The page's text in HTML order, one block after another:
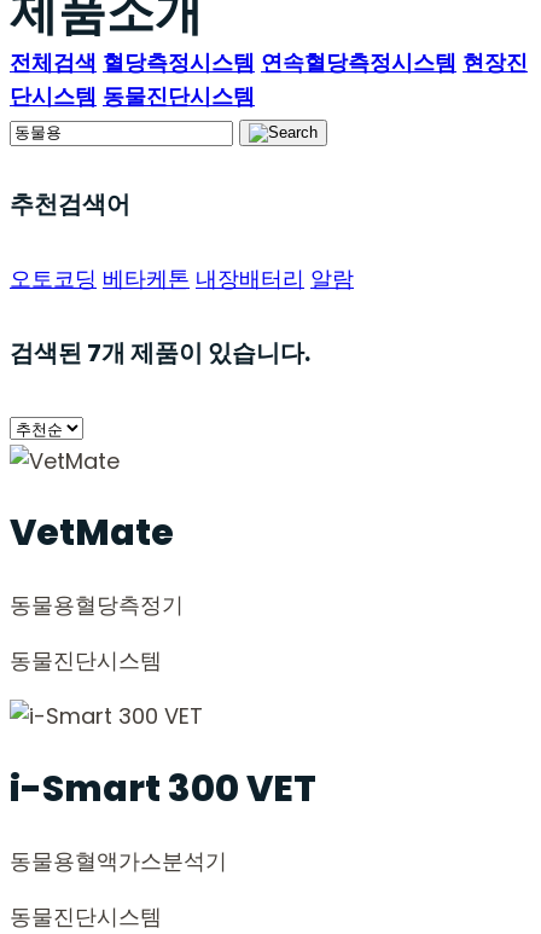
전체검색 혈당측정시스템 연속혈당측정시스템 현장진
단시스템 동물진단시스템
추천검색어
오토코딩 베타케톤 내장배터리 알람
검색된 7개 제품이 있습니다.
VetMate
동물용혈당측정기
동물진단시스템
i-Smart 300 VET
동물용혈액가스분석기
동물진단시스템